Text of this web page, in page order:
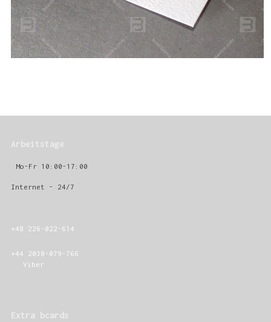
Arbeitstage
Mo-Fr 10:00-17:00
Internet - 24/7
+48 226-022-614
+44 2038-079-766
Viber
Extra bcards